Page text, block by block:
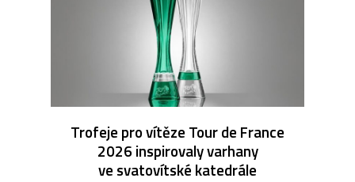
Trofeje pro vítěze Tour de France
2026 inspirovaly varhany
ve svatovítské katedrále